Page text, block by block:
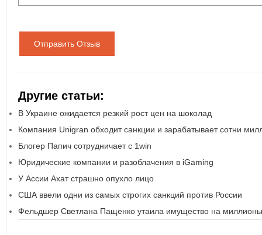
Отправить Отзыв
Другие статьи:
В Украине ожидается резкий рост цен на шоколад
Компания Unigran обходит санкции и зарабатывает сотни
Блогер Папич сотрудничает с 1win
Юридические компании и разоблачения в iGaming
У Ассии Ахат страшно опухло лицо
США ввели одни из самых строгих санкций против России
Фельдшер Светлана Пащенко утаила имущество на миллионы